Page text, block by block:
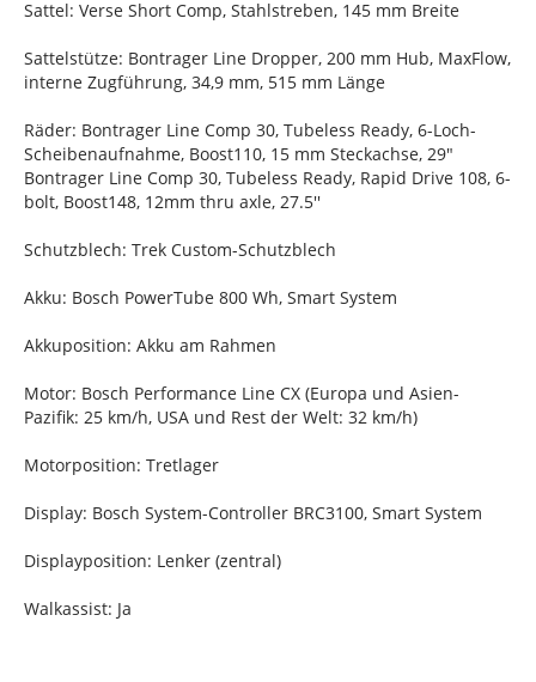
Sattel: Verse Short Comp, Stahlstreben, 145 mm Breite
Sattelstütze: Bontrager Line Dropper, 200 mm Hub, MaxFlow,
interne Zugführung, 34,9 mm, 515 mm Länge
Räder: Bontrager Line Comp 30, Tubeless Ready, 6-Loch-
Scheibenaufnahme, Boost110, 15 mm Steckachse, 29"
Bontrager Line Comp 30, Tubeless Ready, Rapid Drive 108, 6-
bolt, Boost148, 12mm thru axle, 27.5''
Schutzblech: Trek Custom-Schutzblech
Akku: Bosch PowerTube 800 Wh, Smart System
Akkuposition: Akku am Rahmen
Motor: Bosch Performance Line CX (Europa und Asien-
Pazifik: 25 km/h, USA und Rest der Welt: 32 km/h)
Motorposition: Tretlager
Display: Bosch System-Controller BRC3100, Smart System
Displayposition: Lenker (zentral)
Walkassist: Ja